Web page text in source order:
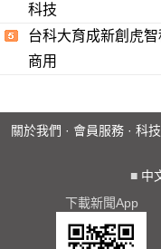
科技
台科大育成新創虎
商用
關於我們 · 會員服務 · 科
■ 中
下載新聞App